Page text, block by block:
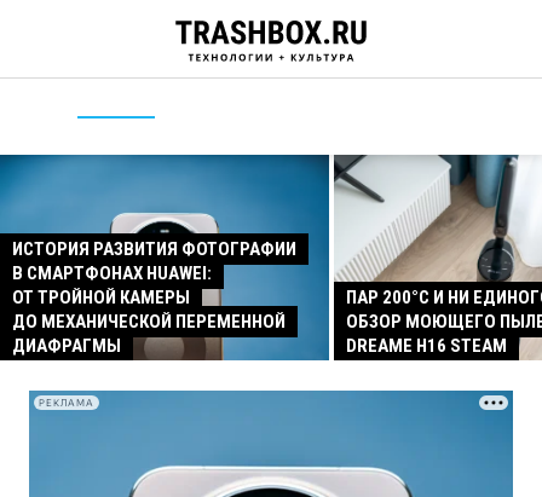
ИСТОРИЯ РАЗВИТИЯ ФОТОГРАФИИ
В СМАРТФОНАХ HUAWEI:
ОТ ТРОЙНОЙ КАМЕРЫ
ДО МЕХАНИЧЕСКОЙ ПЕРЕМЕННОЙ
ДИАФРАГМЫ
ПАР 200°C И НИ
ОБЗОР МОЮЩЕГО
DREAME H16 STEAM
РЕКЛАМА